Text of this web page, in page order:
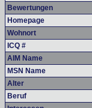
Bewertungen
Homepage
Wohnort
ICQ #
AIM Name
MSN Name
Alter
Beruf